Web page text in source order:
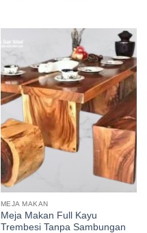
MEJA MAKAN
Meja Makan Full Kayu
Trembesi Tanpa Sambungan